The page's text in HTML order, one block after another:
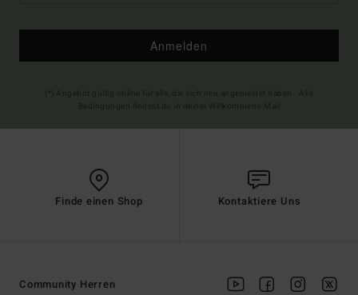
Anmelden
Finde einen Shop Kontaktiere Uns
Community Herren